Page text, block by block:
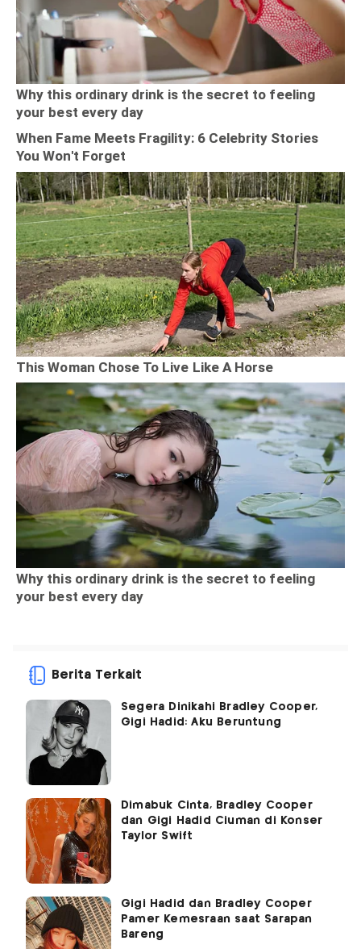
Berita Terkait
Segera Dinikahi Bradley Cooper,
Gigi Hadid: Aku Beruntung
Dimabuk Cinta, Bradley Cooper
dan Gigi Hadid Ciuman di Konser
Taylor Swift
Gigi Hadid dan Bradley Cooper
Pamer Kemesraan saat Sarapan
Bareng